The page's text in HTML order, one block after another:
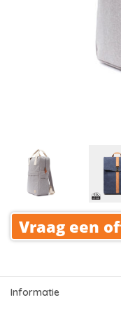
Vraag een
Informatie